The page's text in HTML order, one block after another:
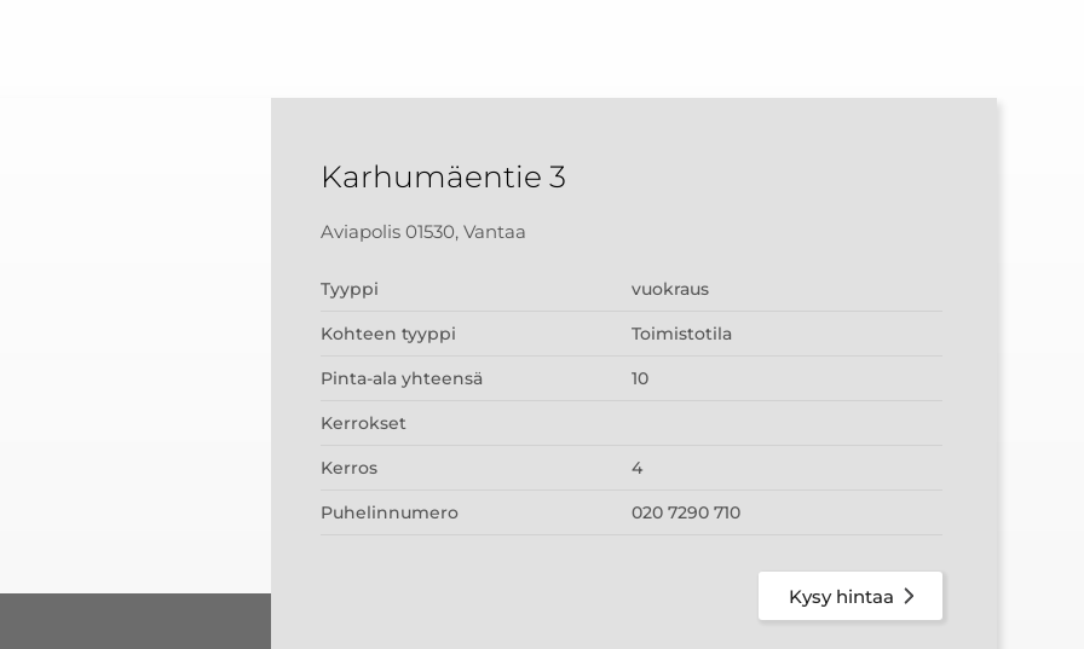
Karhumäentie 3
Aviapolis 01530, Vantaa
Tyyppi vuokraus
Kohteen tyyppi Toimistotila
Pinta-ala yhteensä 10
Kerrokset
Kerros 4
Puhelinnumero 020 7290 710
Kysy hintaa